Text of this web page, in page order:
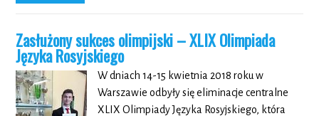
Zasłużony sukces olimpijski – XLIX Olimpiada
Języka Rosyjskiego
W dniach 14-15 kwietnia 2018 roku w
Warszawie odbyły się eliminacje centralne
XLIX Olimpiady Języka Rosyjskiego, która